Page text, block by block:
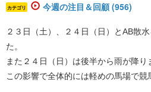
カテゴリ 今週の注目＆回顧 (956)
２３日（土）、２４日（日）とAB散
た。
また２４日（日）は後半から雨が降り
この影響で全体的には軽めの馬場で競